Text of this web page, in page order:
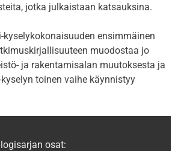
jotka julkaistaan katsauksina.
ensimmäinen
muodostaa jo
ja rakentamisalan muutoksesta ja
toinen vaihe käynnistyy
osat: